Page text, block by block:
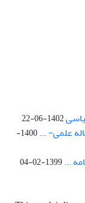
1402-06-22
علمی- ...
1400-
...
1399-02-04